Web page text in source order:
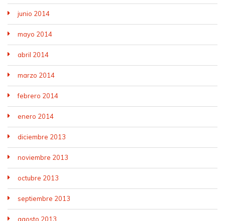
junio 2014
mayo 2014
abril 2014
marzo 2014
febrero 2014
enero 2014
diciembre 2013
noviembre 2013
octubre 2013
septiembre 2013
agosto 2013